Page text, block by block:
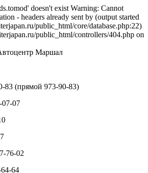
doesn't exist Warning: Cannot
- headers already sent by (output started
public_html/core/database.php:22)
public_html/controllers/404.php on
Маршал
83 (прямой 973-90-83)
07-07
76-02
64